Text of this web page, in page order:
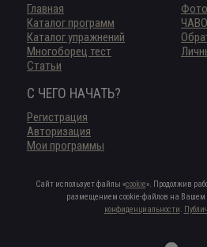
Главная
Каталог программ
Каталог упражнений
Многоборец тест
Статьи
ЧАВО
С ЧЕГО НАЧАТЬ?
Регистрация
Авторизация
Мои программы
Сайт использует файлы «cookie». Продолжив
размещением cookie-файлов на Вашем
конфиденциальности.